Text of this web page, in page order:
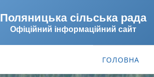
Поляницька сільська рада
Офіційний інформаційний сайт
ГОЛОВНА